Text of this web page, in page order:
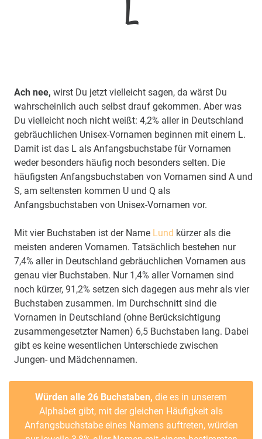
L
Ach nee, wirst Du jetzt vielleicht sagen, da wärst Du
wahrscheinlich auch selbst drauf gekommen. Aber was
Du vielleicht noch nicht weißt: 4,2% aller in Deutschland
gebräuchlichen Unisex-Vornamen beginnen mit einem L.
Damit ist das L als Anfangsbuchstabe für Vornamen
weder besonders häufig noch besonders selten. Die
häufigsten Anfangsbuchstaben von Vornamen sind A und
S, am seltensten kommen U und Q als
Anfangsbuchstaben von Unisex-Vornamen vor.
Mit vier Buchstaben ist der Name Lund kürzer als die
meisten anderen Vornamen. Tatsächlich bestehen nur
7,4% aller in Deutschland gebräuchlichen Vornamen aus
genau vier Buchstaben. Nur 1,4% aller Vornamen sind
noch kürzer, 91,2% setzen sich dagegen aus mehr als vier
Buchstaben zusammen. Im Durchschnitt sind die
Vornamen in Deutschland (ohne Berücksichtigung
zusammengesetzter Namen) 6,5 Buchstaben lang. Dabei
gibt es keine wesentlichen Unterschiede zwischen
Jungen- und Mädchennamen.
Würden alle 26 Buchstaben, die es in unserem
Alphabet gibt, mit der gleichen Häufigkeit als
Anfangsbuchstabe eines Namens auftreten, würden